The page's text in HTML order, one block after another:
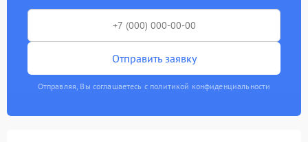
Отправить заявку
Отправляя, Вы соглашаетесь с политикой конфиденциальности